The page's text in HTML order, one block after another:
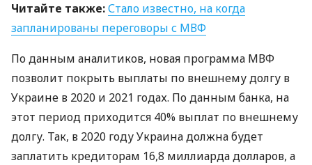
Читайте также:Стало известно, на когда
запланированы переговоры с МВФ
По данным аналитиков, новая программа МВФ
позволит покрыть выплаты по внешнему долгу в
Украине в 2020 и 2021 годах. По данным банка, на
этот период приходится 40% выплат по внешнему
долгу. Так, в 2020 году Украина должна будет
заплатить кредиторам 16,8 миллиарда долларов, а